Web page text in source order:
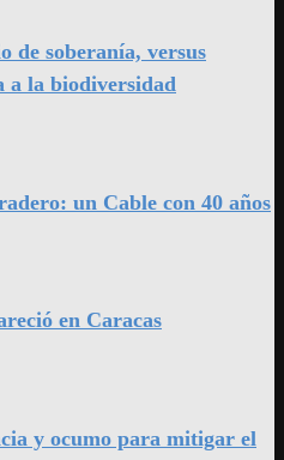
de soberanía, versus
a la biodiversidad
un Cable con 40 años
en Caracas
y ocumo para mitigar el